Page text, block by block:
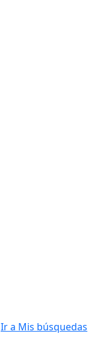
Ir a Mis búsquedas